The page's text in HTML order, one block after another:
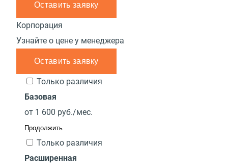
Оставить заявку
Корпорация
Узнайте о цене у менеджера
Оставить заявку
Только различия
Базовая
от 1 600 руб./мес.
Продолжить
Только различия
Расширенная